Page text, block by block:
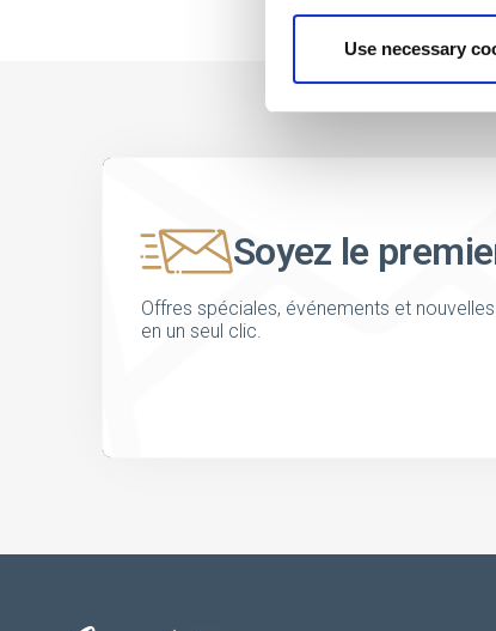
Use necessary
Soyez le
Offres spéciales, événements et
en un seul clic.